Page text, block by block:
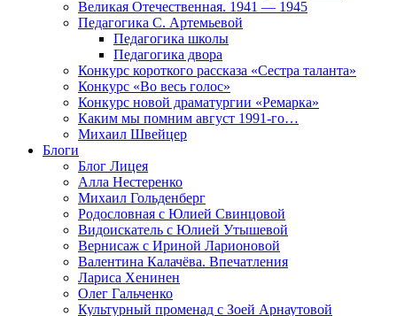
Великая Отечественная. 1941 — 1945
Педагогика С. Артемьевой
Педагогика школы
Педагогика двора
Конкурс короткого рассказа «Сестра таланта»
Конкурс «Во весь голос»
Конкурс новой драматургии «Ремарка»
Каким мы помним август 1991-го…
Михаил Швейцер
Блоги
Блог Лицея
Алла Нестеренко
Михаил Гольденберг
Родословная с Юлией Свинцовой
Видоискатель с Юлией Утышевой
Вернисаж с Ириной Ларионовой
Валентина Калачёва. Впечатления
Лариса Хенинен
Олег Гальченко
Культурный променад с Зоей Арнаутовой